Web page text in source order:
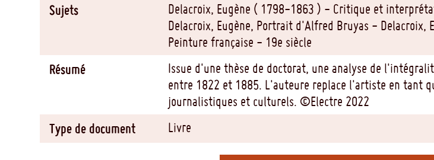
Sujets
Delacroix, Eugène ( 1798-1863 ) - Critique et
Delacroix, Eugène, Portrait d'Alfred Bruyas - Delacroix,
Peinture française - 19e siècle
Résumé
Issue d'une thèse de doctorat, une analyse de
entre 1822 et 1885. L'auteure replace l'artiste en tant
journalistiques et culturels. ©Electre 2022
Type de document Livre